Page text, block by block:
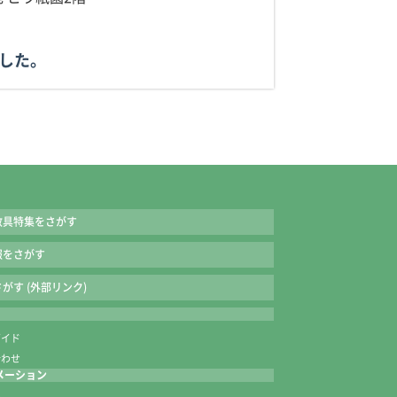
た。
具特集をさがす
さがす
す (外部リンク)
ド
せ
ーション